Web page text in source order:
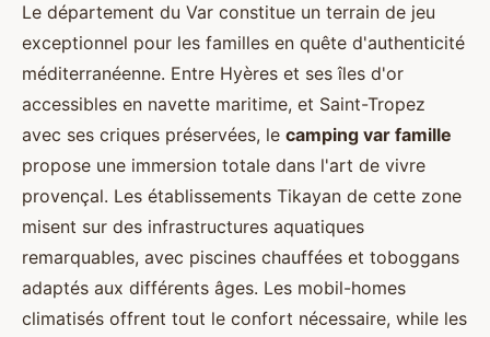
Le département du Var constitue un terrain de jeu
exceptionnel pour les familles en quête d'authenticité
méditerranéenne. Entre Hyères et ses îles d'or
accessibles en navette maritime, et Saint-Tropez
avec ses criques préservées, le camping var famille
propose une immersion totale dans l'art de vivre
provençal. Les établissements Tikayan de cette zone
misent sur des infrastructures aquatiques
remarquables, avec piscines chauffées et toboggans
adaptés aux différents âges. Les mobil-homes
climatisés offrent tout le confort nécessaire, while les